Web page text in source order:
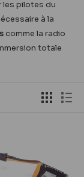
les pilotes du
à la
comme la radio
totale